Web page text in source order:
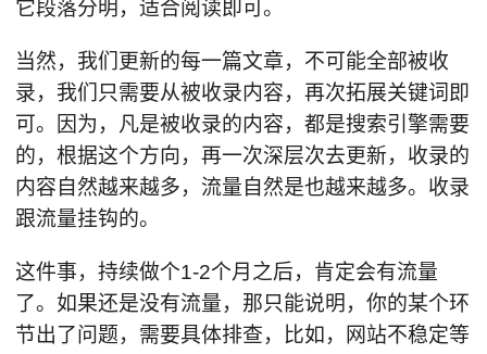
它段落分明，适合阅读即可。
当然，我们更新的每一篇文章，不可能全部被收
录，我们只需要从被收录内容，再次拓展关键词即
可。因为，凡是被收录的内容，都是搜索引擎需要
的，根据这个方向，再一次深层次去更新，收录的
内容自然越来越多，流量自然是也越来越多。收录
跟流量挂钩的。
这件事，持续做个1-2个月之后，肯定会有流量
了。如果还是没有流量，那只能说明，你的某个环
节出了问题，需要具体排查，比如，网站不稳定等